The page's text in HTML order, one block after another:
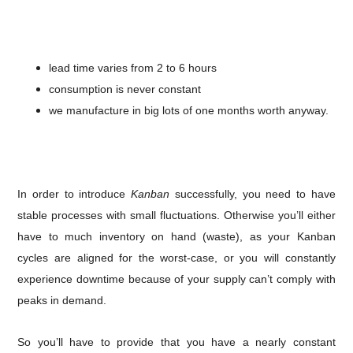
lead time varies from 2 to 6 hours
consumption is never constant
we manufacture in big lots of one months worth anyway.
In order to introduceKanban successfully, you need to have
stable processes with small fluctuations. Otherwise you’ll either
have to much inventory on hand (waste), as your Kanban
cycles are aligned for the worst-case, or you will constantly
experience downtime because of your supply can’t comply with
peaks in demand.
So you’ll have to provide that you have a nearly constant